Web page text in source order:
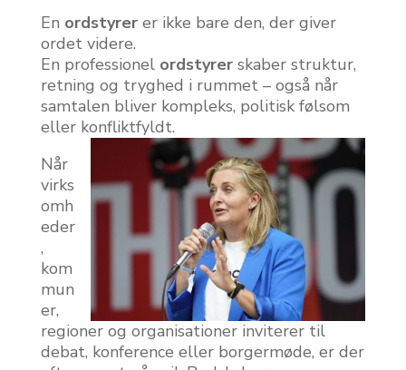
En ordstyrerer ikke bare den, der giver
ordet videre.
En professionel ordstyrerskaber struktur,
retning og tryghed i rummet – også når
samtalen bliver kompleks, politisk følsom
eller konfliktfyldt.
Når
virks
omh
eder
,
kom
mun
er,
regioner og organisationer inviterer til
debat, konference eller borgermøde, er der